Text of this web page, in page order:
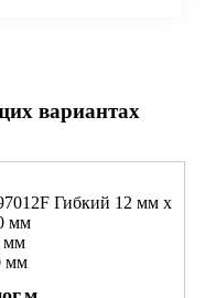
вариантах
Гибкий 12 мм х
мм
мм
мм